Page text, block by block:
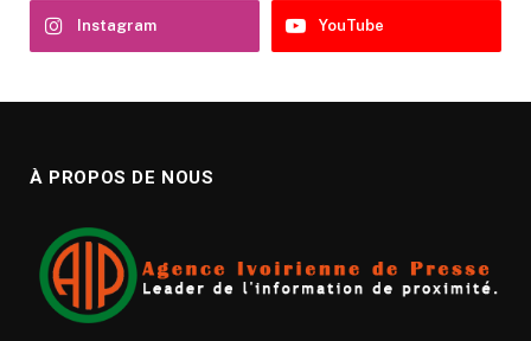
Instagram YouTube
À PROPOS DE NOUS